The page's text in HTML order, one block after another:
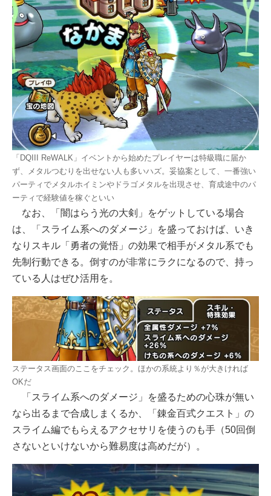
「DQIII ReWALK」イベントから始めたプレイヤーは特級職に届か
ず、メタルつむりを出せない人も多いハズ。妥協案として、一番強い
パーティでメタルホイミンやドラゴメタルを出現させ、育成途中のパ
ーティで経験値を稼ぐといい
なお、「闇はらう光の大剣」をゲットしている場合
は、「スライム系へのダメージ」を盛っておけば、いき
なりスキル「勇者の覚悟」の効果で相手がメタル系でも
先制行動できる。倒すのが非常にラクになるので、持っ
ている人はぜひ活用を。
ステータス画面のここをチェック。ほかの系統より％が大きければ
OKだ
「スライム系へのダメージ」を盛るための心珠が無い
なら出るまで合成しまくるか、「錬金百式クエスト」の
スライム編でもらえるアクセサリを使うのも手（50回倒
さないといけないから難易度は高めだが）。